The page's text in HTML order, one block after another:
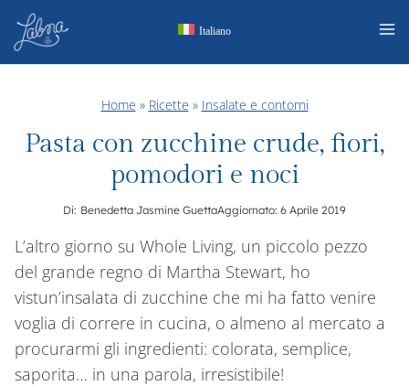
Salta
contenuto
Italiano
Home » Ricette » Insalate e contorni
Pasta con zucchine crude, fiori,
pomodori e noci
Di: Benedetta Jasmine GuettaAggiornato: 6 Aprile 2019
L’altro giorno su Whole Living, un piccolo pezzo
del grande regno di Martha Stewart, ho
vistun’insalata di zucchine che mi ha fatto venire
voglia di correre in cucina, o almeno al mercato a
procurarmi gli ingredienti: colorata, semplice,
saporita… in una parola, irresistibile!